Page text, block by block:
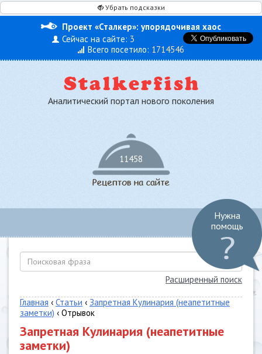
Убрать подсказки
Проект «Сталкер»: упорядочивая хаос
Сейчас на сайте: 3
Всего посетило: 1714546
Аналитический портал нового поколения
11458
Расширенный поиск
Главная ‹ Статьи ‹ Запретная Кулинария (неапетитные
заметки) ‹ Отрывок
Запретная Кулинария (неапетитные
заметки)
Нужна
помощь